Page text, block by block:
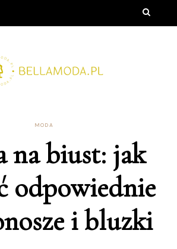
MODA
na biust: jak
odpowiednie
i bluzki